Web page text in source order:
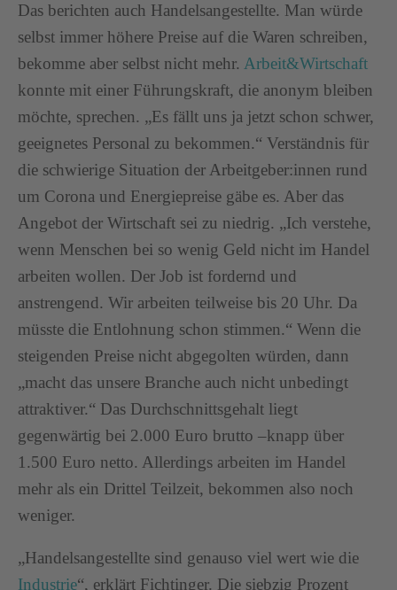
Das berichten auch Handelsangestellte. Man würde
selbst immer höhere Preise auf die Waren schreiben,
bekomme aber selbst nicht mehr. Arbeit&Wirtschaft
konnte mit einer Führungskraft, die anonym bleiben
möchte, sprechen. „Es fällt uns ja jetzt schon schwer,
geeignetes Personal zu bekommen.“ Verständnis für
die schwierige Situation der Arbeitgeber:innen rund
um Corona und Energiepreise gäbe es. Aber das
Angebot der Wirtschaft sei zu niedrig. „Ich verstehe,
wenn Menschen bei so wenig Geld nicht im Handel
arbeiten wollen. Der Job ist fordernd und
anstrengend. Wir arbeiten teilweise bis 20 Uhr. Da
müsste die Entlohnung schon stimmen.“ Wenn die
steigenden Preise nicht abgegolten würden, dann
„macht das unsere Branche auch nicht unbedingt
attraktiver.“ Das Durchschnittsgehalt liegt
gegenwärtig bei 2.000 Euro brutto –knapp über
1.500 Euro netto. Allerdings arbeiten im Handel
mehr als ein Drittel Teilzeit, bekommen also noch
weniger.
„Handelsangestellte sind genauso viel wert wie die
Industrie“, erklärt Fichtinger. Die siebzig Prozent